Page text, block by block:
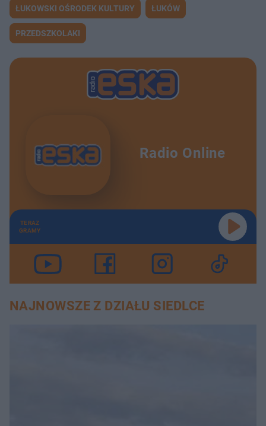
ŁUKOWSKI OŚRODEK KULTURY ŁUKÓW
PRZEDSZKOLAKI
Radio Online
TERAZ
GRAMY
NAJNOWSZE Z DZIAŁU SIEDLCE